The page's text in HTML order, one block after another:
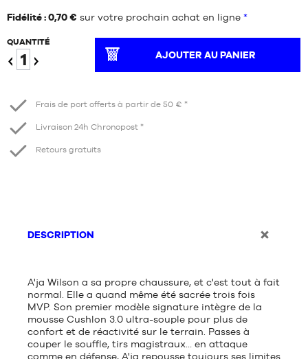
Fidélité : 0,70 € sur votre prochain achat en ligne *
QUANTITÉ
AJOUTER AU PANIER
Frais de port offerts à partir de 50 € *
Livraison 24h Chronopost *
Retours gratuits
DESCRIPTION
A'ja Wilson a sa propre chaussure, et c'est tout à fait
normal. Elle a quand même été sacrée trois fois
MVP. Son premier modèle signature intègre de la
mousse Cushlon 3.0 ultra-souple pour plus de
confort et de réactivité sur le terrain. Passes à
couper le souffle, tirs magistraux… en attaque
comme en défense, A'ja repousse toujours ses limites